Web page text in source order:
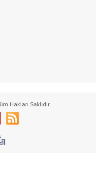
Hakları Saklıdır.